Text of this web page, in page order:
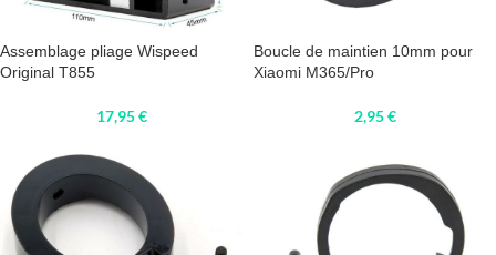
Assemblage pliage Wispeed
Original T855
17,95€
Boucle de maintien 10mm pour
Xiaomi M365/Pro
2,95€